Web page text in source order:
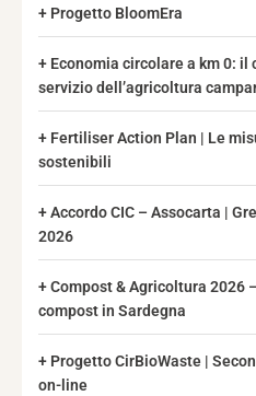
Progetto BloomEra
Economia circolare a km 0: il
servizio dell’agricoltura
Fertiliser Action Plan | Le
sostenibili
Accordo CIC – Assocarta |
2026
Compost & Agricoltura 2026
compost in Sardegna
Progetto CirBioWaste |
on-line